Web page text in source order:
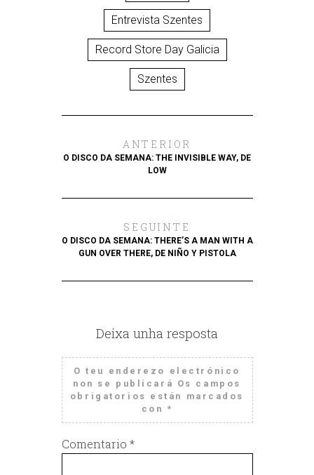
Entrevista Szentes
Record Store Day Galicia
Szentes
ANTERIOR
O DISCO DA SEMANA: THE INVISIBLE WAY, DE
LOW
SEGUINTE
O DISCO DA SEMANA: THERE’S A MAN WITH A
GUN OVER THERE, DE NIÑO Y PISTOLA
Deixa unha resposta
O teu enderezo electrónico
non se publicará Os campos
obrigatorios están marcados
con *
Comentario *